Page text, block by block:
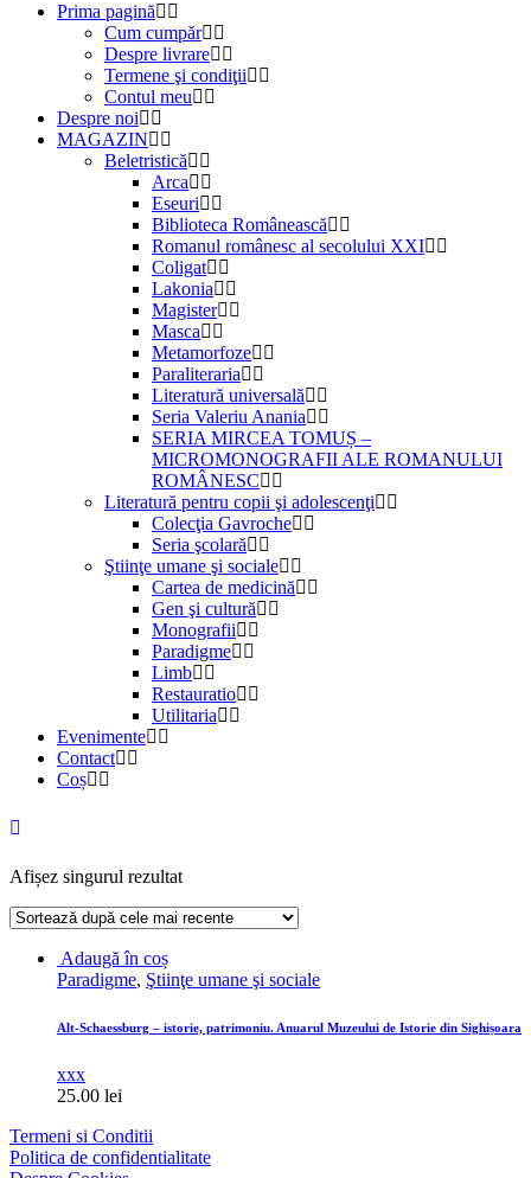
Prima pagină
Cum cumpăr
Despre livrare
Termene şi condiţii
Contul meu
Despre noi
MAGAZIN
Beletristică
Arca
Eseuri
Biblioteca Românească
Romanul românesc al secolului XXI
Coligat
Lakonia
Magister
Masca
Metamorfoze
Paraliteraria
Literatură universală
Seria Valeriu Anania
SERIA MIRCEA TOMUȘ –
MICROMONOGRAFII ALE ROMANULUI
ROMÂNESC
Literatură pentru copii şi adolescenţi
Colecţia Gavroche
Seria şcolară
Ştiinţe umane şi sociale
Cartea de medicină
Gen şi cultură
Monografii
Paradigme
Limb
Restauratio
Utilitaria
Evenimente
Contact
Coș
Afișez singurul rezultat
Adaugă în coș
Paradigme, Ştiinţe umane şi sociale
Alt-Schaessburg – istorie, patrimoniu. Anuarul Muzeului de Istorie din Sighișoara
xxx
25.00 lei
Termeni si Conditii
Politica de confidentialitate